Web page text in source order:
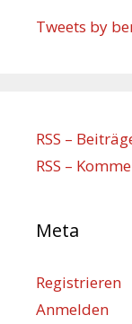
Tweets by
RSS –
RSS –
Meta
Registrieren
Anmelden